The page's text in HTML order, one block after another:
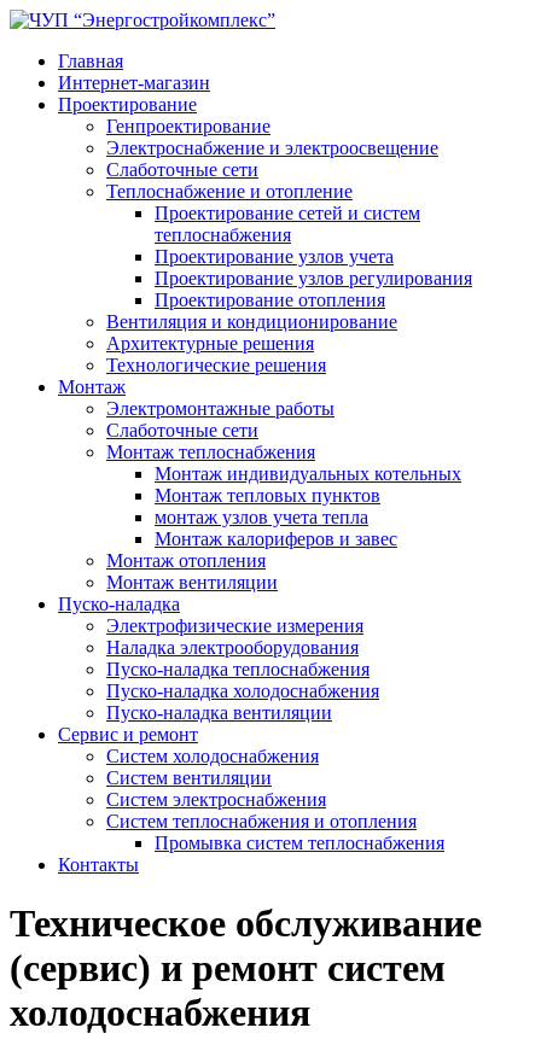
Главная
Интернет-магазин
Проектирование
Генпроектирование
Электроснабжение и электроосвещение
Слаботочные сети
Теплоснабжение и отопление
Проектирование сетей и систем
теплоснабжения
Проектирование узлов учета
Проектирование узлов регулирования
Проектирование отопления
Вентиляция и кондиционирование
Архитектурные решения
Технологические решения
Монтаж
Электромонтажные работы
Слаботочные сети
Монтаж теплоснабжения
Монтаж индивидуальных котельных
Монтаж тепловых пунктов
монтаж узлов учета тепла
Монтаж калориферов и завес
Монтаж отопления
Монтаж вентиляции
Пуско-наладка
Электрофизические измерения
Наладка электрооборудования
Пуско-наладка теплоснабжения
Пуско-наладка холодоснабжения
Пуско-наладка вентиляции
Сервис и ремонт
Систем холодоснабжения
Систем вентиляции
Систем электроснабжения
Систем теплоснабжения и отопления
Промывка систем теплоснабжения
Контакты
Техническое обслуживание
(сервис) и ремонт систем
холодоснабжения